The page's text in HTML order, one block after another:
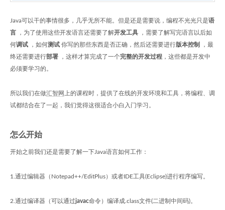
Java可以干的事情很多，几乎无所不能。但是还是需要说，编程不光光只是语
言 ，为了使用这些开发语言还需要了解开发工具 ，需要了解写完语言以后如
何调试 ，如何测试 你写的那些东西是否正确，然后还需要进行版本控制
，最
终还需要进行部署 ，这样才算完成了一个完整的开发过程 ，这些都是开发中
必须要学习的。
所以我们在做汇智网
上的课程时，提供了在线的开发环境和工具，将编程、调
试都结合在了一起，我们觉得这很适合小白入门学习。
怎么开始
开始之前我们还是需要了解一下Java语言如何工作：
1.通过编辑器（Notepad++/EditPlus）或者IDE工具(Eclipse)进行程序编写。
2.通过编译器（可以通过javac命令）编译成.class文件(二进制中间码)。